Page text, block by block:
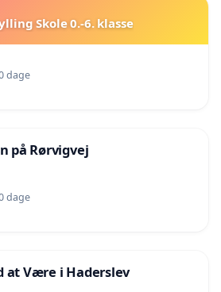
Skole 0.-6. klasse
dage
på Rørvigvej
dage
at Være i Haderslev